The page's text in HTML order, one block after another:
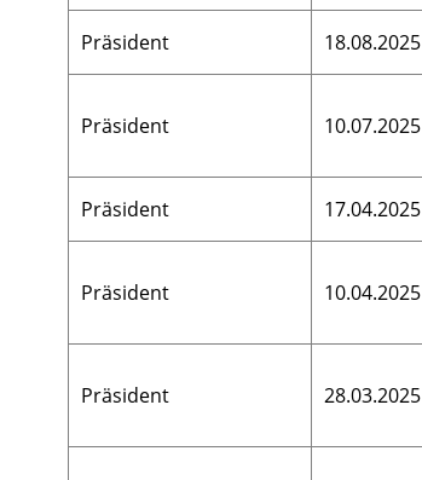
Verbandsschülerwart
Schiedsrichter-Obmann
Beauftragter Schulsport
Verbandspressewart
Verbandslehrwart
Beauftragte für Frauensport
Vorsitzender
Präsident 18.08.2025
Präsident 10.07.2025
Präsident 17.04.2025
Präsident 10.04.2025
Präsident 28.03.2025